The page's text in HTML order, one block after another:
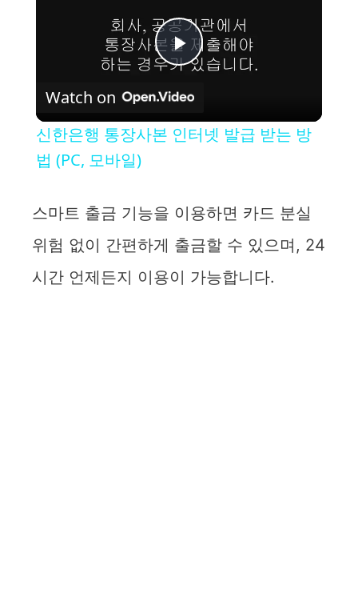
P
y
V
Watch on
신한은행 통장사본 인터넷 발급 받는 방
법 (PC, 모바일)
스마트 출금 기능을 이용하면 카드 분실
위험 없이 간편하게 출금할 수 있으며, 24
시간 언제든지 이용이 가능합니다.